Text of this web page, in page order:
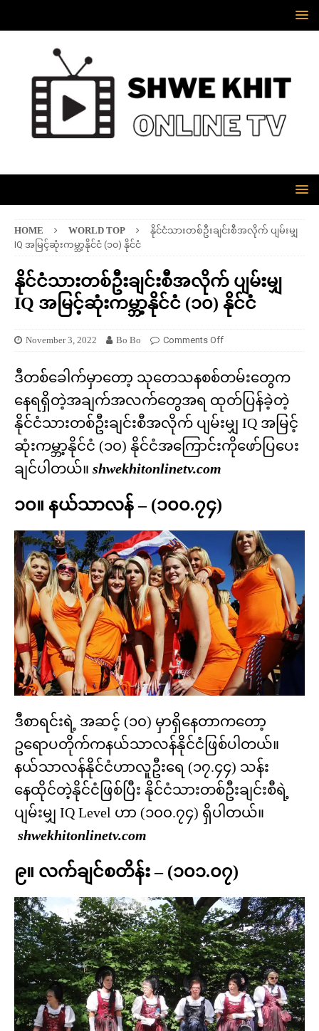
HOME WORLD TOP
နိုင်ငံသားတစ်ဦးချင်းစီအလိုက် ပျမ်းမျှ
IQ အမြင့်ဆုံးကမ္ဘာ့နိုင်ငံ (၁၀) နိုင်ငံ
နိုင်ငံသားတစ်ဦးချင်းစီအလိုက် ပျမ်းမျှ
IQ အမြင့်ဆုံးကမ္ဘာ့နိုင်ငံ (၁၀) နိုင်ငံ
November 3, 2022 Bo Bo Comments Off
ဒီတစ်ခေါက်မှာတော့ သုတေသနစစ်တမ်းတွေက
နေရရှိတဲ့အချက်အလက်တွေအရ ထုတ်ပြန်ခဲ့တဲ့
နိုင်ငံသားတစ်ဦးချင်းစီအလိုက် ပျမ်းမျှ IQ အမြင့်
ဆုံးကမ္ဘာ့နိုင်ငံ (၁၀) နိုင်ငံအကြောင်းကိုဖော်ပြပေး
ချင်ပါတယ်။ shwekhitonlinetv.com
၁၀။ နယ်သာလန် – (၁၀၀.၇၄)
ဒီစာရင်းရဲ့ အဆင့် (၁၀) မှာရှိနေတာကတော့
ဥရောပတိုက်ကနယ်သာလန်နိုင်ငံဖြစ်ပါတယ်။
နယ်သာလန်နိုင်ငံဟာလူဦးရေ (၁၇.၄၄) သန်း
နေထိုင်တဲ့နိုင်ငံဖြစ်ပြီး နိုင်ငံသားတစ်ဦးချင်းစီရဲ့
ပျမ်းမျှ IQ Level ဟာ (၁၀၀.၇၄) ရှိပါတယ်။
shwekhitonlinetv.com
၉။ လက်ချင်စတိန်း – (၁၀၁.၀၇)